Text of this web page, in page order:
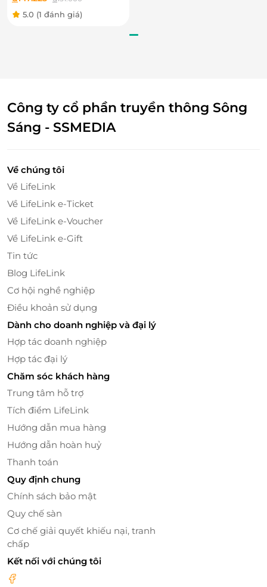
dẫn.
Trải nghiệm ẩm thực Á – Âu tinh hoa trên sóng
nước
là thiên đường dành cho những tâm hồn yêu ẩm
thực. Du khách sẽ được phục vụ
buffet trưa quốc tế
giữa hương vịẩm thực Á – Âu hiện đại
là một tác phẩm nghệ thuật được chế biến cầu kỳ
bởi đội ngũ đầu bếp chuyên nghiệp, mang đến sự
hài lòng trọn vẹn cho cả vị giác lẫn thị giác.
Khám phá kỳ quan – hành trình khó quên
Luna Halong Cruise không chỉ chinh phục du khách
bằng không gian và dịch vụ, mà còn bởi
khám phá độc đáo
5.0 (1 đánh giá)
Công ty cổ phần truyền thông Sông
Sáng - SSMEDIA
Về chúng tôi
Về LifeLink
Về LifeLink e-Ticket
Về LifeLink e-Voucher
Về LifeLink e-Gift
Tin tức
Blog LifeLink
Cơ hội nghề nghiệp
Điều khoản sử dụng
Dành cho doanh nghiệp và đại lý
Hợp tác doanh nghiệp
Hợp tác đại lý
Chăm sóc khách hàng
Trung tâm hỗ trợ
Tích điểm LifeLink
Hướng dẫn mua hàng
Hướng dẫn hoàn huỷ
Thanh toán
Quy định chung
Chính sách bảo mật
Quy chế sàn
Cơ chế giải quyết khiếu nại, tranh
chấp
Kết nối với chúng tôi